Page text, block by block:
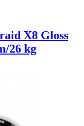
X8 Gloss
26 kg